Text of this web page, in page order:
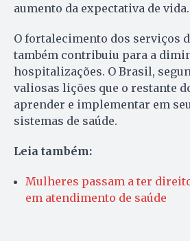
aumento da expectativa de vida.
O fortalecimento dos serviços
também contribuiu para a
hospitalizações. O Brasil,
valiosas lições que o restante
aprender e implementar em
sistemas de saúde.
Leia também:
Mulheres passam a ter
em atendimento de saúde